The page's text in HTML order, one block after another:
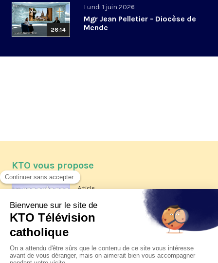
26:14
Lundi 1 juin 2026
Mgr Jean Pelletier - Diocèse de
Mende
KTO vous propose
Article
Les reportages d'été 2026 de KTO
La visite pastorale du pape Léon
XIV à Assise à suivre sur KTO le
jeudi 6 août